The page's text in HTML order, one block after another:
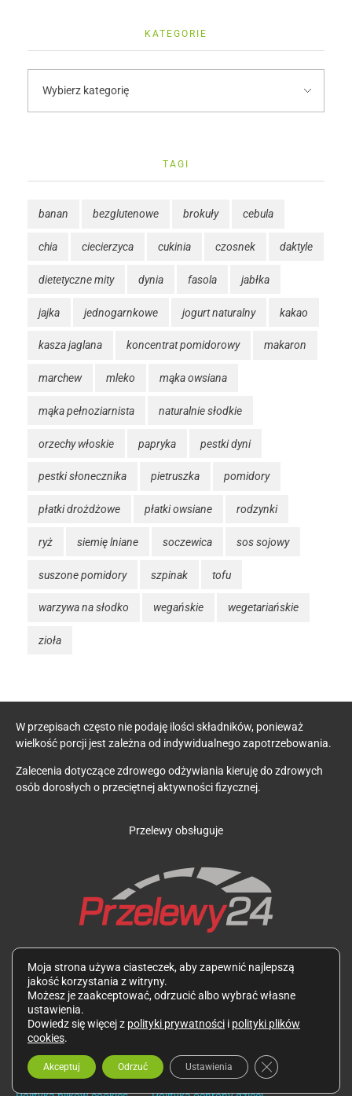
KATEGORIE
TAGI
banan bezglutenowe brokuły cebula
chia ciecierzyca cukinia czosnek daktyle
dietetyczne mity dynia fasola jabłka
jajka jednogarnkowe jogurt naturalny kakao
kasza jaglana koncentrat pomidorowy makaron
marchew mleko mąka owsiana
mąka pełnoziarnista naturalnie słodkie
orzechy włoskie papryka pestki dyni
pestki słonecznika pietruszka pomidory
płatki drożdżowe płatki owsiane rodzynki
ryż siemię lniane soczewica sos sojowy
suszone pomidory szpinak tofu
warzywa na słodko wegańskie wegetariańskie
zioła
W przepisach często nie podaję ilości składników, ponieważ
wielkość porcji jest zależna od indywidualnego zapotrzebowania.
Zalecenia dotyczące zdrowego odżywiania kieruję do zdrowych
osób dorosłych o przeciętnej aktywności fizycznej.
Przelewy obsługuje
podlegają ochronie zgodnie z Ustawą z dnia 4 lutego 1994 r. o
prawie autorskim i prawach pokrewnych. Wykorzystywanie ich
bez mojej zgody jest zabronione.
Polityka prywatności
Moja strona używa ciasteczek, aby zapewnić najlepszą
jakość korzystania z witryny.
Możesz je zaakceptować, odrzucić albo wybrać własne
ustawienia.
Dowiedz się więcej z polityki prywatności i polityki plików
cookies.
Akceptuj Odrzuć Ustawienia Zamknij panel